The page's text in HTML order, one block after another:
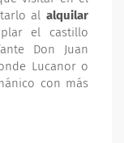
alalquilar
el castillo
Don Juan
Lucanor o
con más